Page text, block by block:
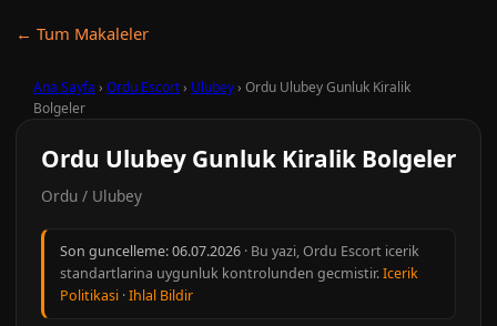
← Tum Makaleler
Ana Sayfa › Ordu Escort› Ulubey› Ordu Ulubey Gunluk Kiralik
Bolgeler
Ordu Ulubey Gunluk Kiralik Bolgeler
Ordu / Ulubey
Son guncelleme:06.07.2026 · Bu yazi, Ordu Escort icerik
standartlarina uygunluk kontrolunden gecmistir.Icerik
Politikasi ·Ihlal Bildir